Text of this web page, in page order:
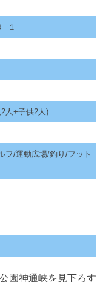
１
人+子供2人)
フ/運動広場/釣り/フット
園神通峡を見下ろす